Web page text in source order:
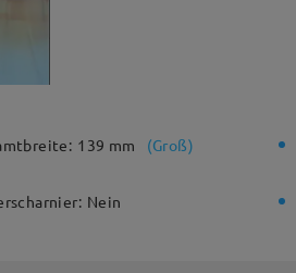
139 mm (Groß)
Nein